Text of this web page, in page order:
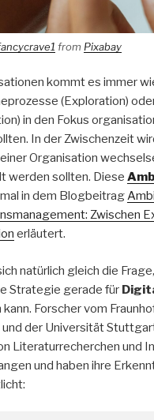
from Pixabay
kommt es immer
(Exploration)
in den Fokus
In der Zwischenzeit
Organisation
werden sollten. Diese
in dem Blogbeitrag
Zwischen
erläutert.
natürlich gleich die
Strategie gerade für
kann. Forscher vom
der Universität
Literaturrecherchen und
und haben ihre